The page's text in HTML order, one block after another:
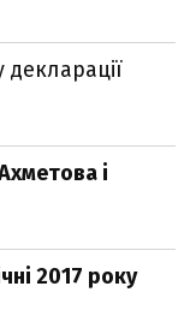
і
2017 року